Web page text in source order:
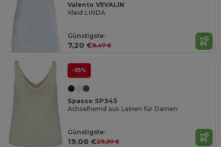
Valento VEVALIN
Kleid LINDA
Günstigste:
7,20 €8,47 €
-35%
Spasso SP343
Achselhemd aus Leinen für Damen
Günstigste:
19,06 €29,30 €